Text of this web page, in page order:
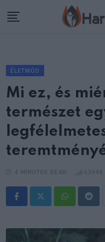
ÉLETMÓD
Mi ez, és
természet
Whatsapp